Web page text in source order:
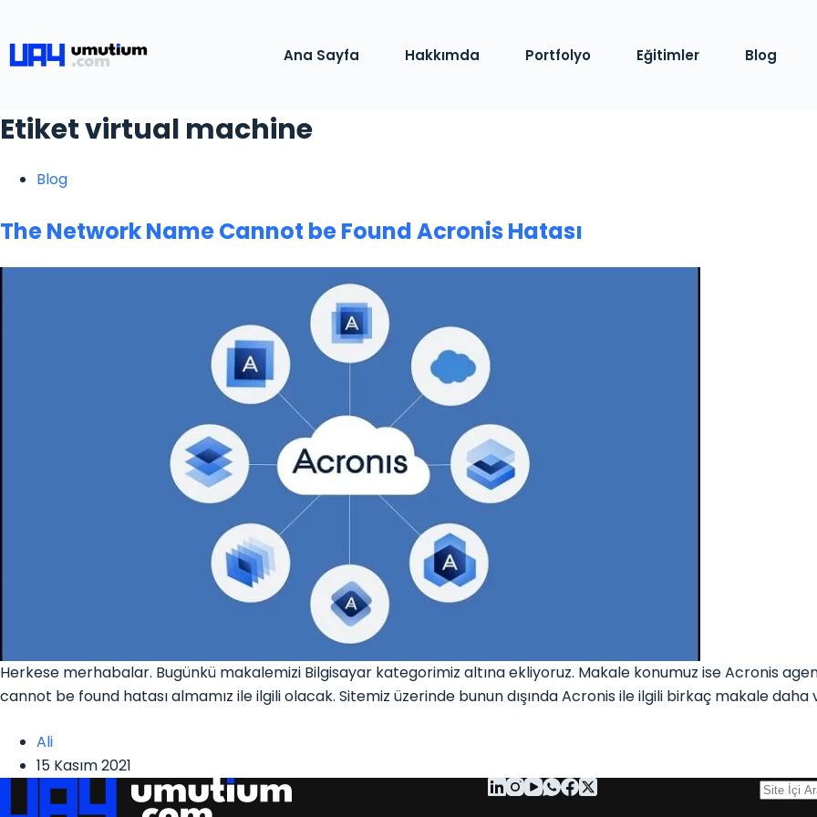
Ana Sayfa Hakkımda Portfolyo Eğitimler Blog
Etiketvirtual machine
Blog
The Network Name Cannot be Found Acronis Hatası
Herkese merhabalar. Bugünkü makalemizi Bilgisayar kategorimiz altına ekliyoruz. Makale konumuz ise Acronis
cannot be found hatası almamız ile ilgili olacak. Sitemiz üzerinde bunun dışında Acronis ile ilgili birkaç makale
Ali
15 Kasım 2021